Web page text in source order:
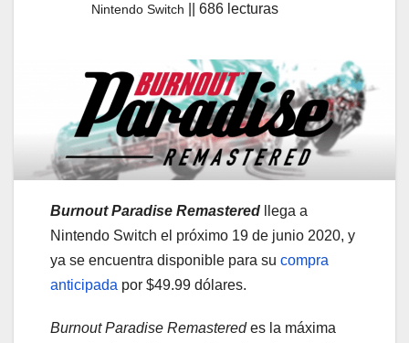
Nintendo Switch || 686 lecturas
Burnout Paradise Remastered llega a
Nintendo Switch el próximo 19 de junio 2020, y
ya se encuentra disponible para su compra
anticipada por $49.99 dólares.
Burnout Paradise Remasteredes la máxima